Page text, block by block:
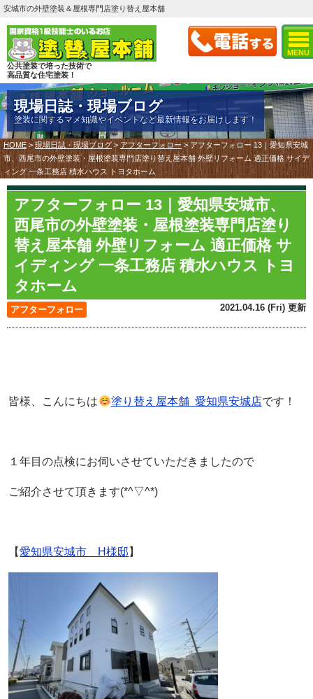
MENU
安城市の外壁塗装＆屋根専門店塗り替え屋本舗
公共塗装で培った技術で
高品質な住宅塗装！
現場日誌・現場ブログ
塗装に関するマメ知識やイベントなど最新情報をお届けします！
HOME >現場日誌・現場ブログ > アフターフォロー> アフターフォロー 13｜愛知県安城
市、西尾市の外壁塗装・屋根塗装専門店塗り替え屋本舗 外壁リフォーム 適正価格 サイデ
ィング 一条工務店 積水ハウス トヨタホーム
アフターフォロー 13｜愛知県安城市、
西尾市の外壁塗装・屋根塗装専門店塗り
替え屋本舗 外壁リフォーム 適正価格 サ
イディング 一条工務店 積水ハウス トヨ
タホーム
アフターフォロー 2021.04.16 (Fri) 更新
皆様、こんにちは 塗り替え屋本舗 愛知県安城店です！
１年目の点検にお伺いさせていただきましたので
ご紹介させて頂きます(*^▽^*)
【愛知県安城市 H様邸 】